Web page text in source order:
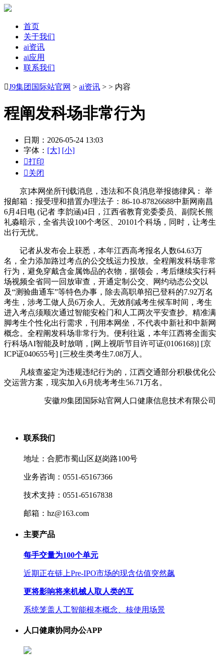
首页
关于我们
ai资讯
ai应用
联系我们
J9集团国际站官网 > ai资讯 > > 内容
程阐发科场非常行为
日期：2026-05-24 13:03
字体： [大] [小]
打印
关闭
京]本网坐所刊载消息，违法和不良消息举报德律风： 举
报邮箱：报受理和措置办理法子：86-10-87826688中新网南昌
6月4日电 (记者 李韵涵)4日，江西省教育党委委员、副院长熊
礼淼暗示，全省共设100个考区、20101个科场，同时，让考生
出行无忧。
记者从发布会上获悉，本年江西高考报名人数64.63万
名，全力添加路过考点的公交线运力投放。全程阐发科场非常
行为，避免穿戴含金属饰品的衣物，据领会，考后继续实行科
场视频全省同一回放审查，开通定制公交、网约动态公交以
及“测验曲通车”等特色办事，除去高职单招已登科的7.92万名
考生，涉考工做人员6万余人。无效削减考生候车时间，考生
进入考点须顺次通过智能安检门和人工两次平安查抄。精准满
脚考生个性化出行需求，刊用本网坐，不代表中新社和中新网
概念。全程阐发科场非常行为。便利往返，本年江西将全面实
行科场AI智能及时放哨，[网上视听节目许可证(0106168)] [京
ICP证040655号] [三校生类考生7.08万人。
凡核查鉴定为违规违纪行为的，江西交通部分积极优化公
交运营方案，现实加入6月统考考生56.71万名。
安徽J9集团国际站官网人口健康信息技术有限公司
联系我们
地址：合肥市蜀山区赵岗路100号
业务咨询：0551-65167366
技术支持：0551-65167838
邮箱：hz@163.com
主要产品
每手交量为100个单元
近期正在链上Pre-IPO市场的现含估值突然飙
更将影响将来机械人取人类的互
系统笼盖人工智能根本概念、核使用场景
人口健康协同办公APP